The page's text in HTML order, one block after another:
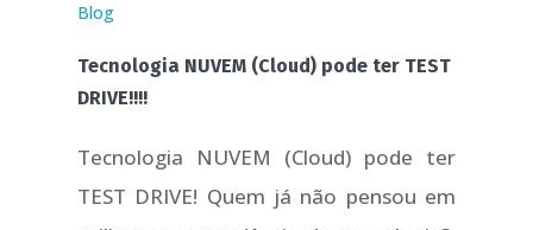
Blog
Tecnologia NUVEM (Cloud) pode ter TEST
DRIVE!!!!
Tecnologia NUVEM (Cloud) pode ter
TEST DRIVE! Quem já não pensou em